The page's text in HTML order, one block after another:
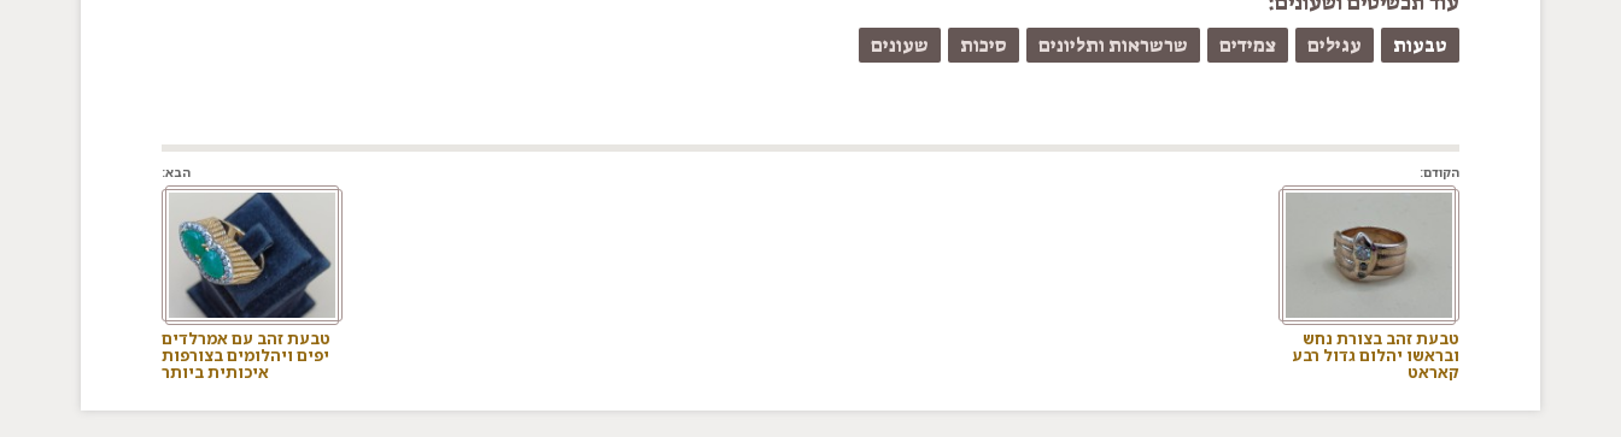
טבעות עגילים צמידים שרשראות ותליונים סיכות שעונים
הקודם:
טבעת זהב בצורת נחש
ובראשו יהלום גדול רבע
קאראט
הבא:
טבעת זהב עם אמרלדים
יפים ויהלומים בצורפות
איכותית ביותר